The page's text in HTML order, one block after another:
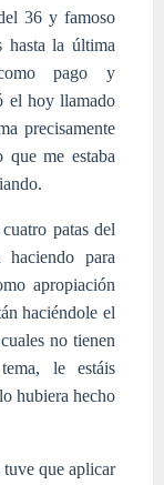
36 y famoso
hasta la última
pago y
el hoy llamado
precisamente
me estaba
patas del
para
apropiación
haciéndole el
no tienen
le estáis
hubiera hecho
que aplicar